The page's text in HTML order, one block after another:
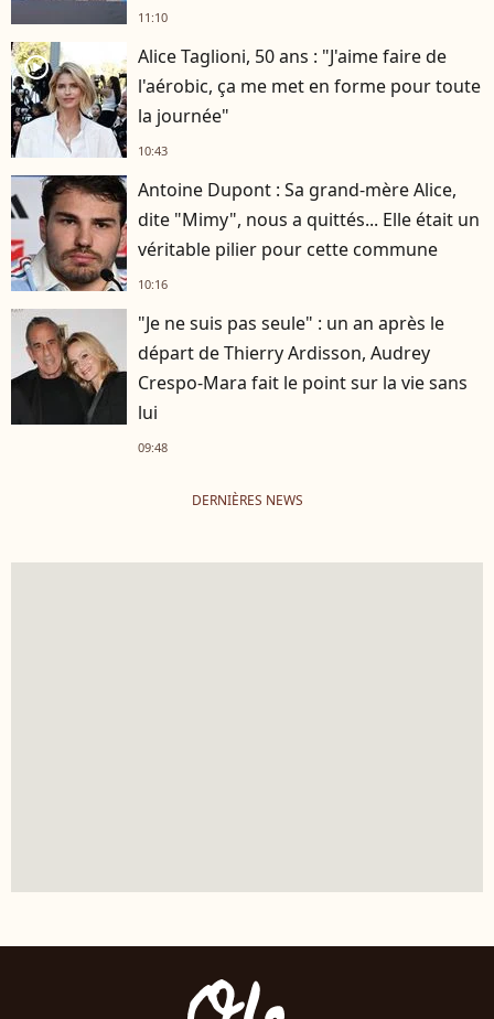
11:10
player2
Alice Taglioni, 50 ans : "J'aime faire de
l'aérobic, ça me met en forme pour toute
la journée"
10:43
Antoine Dupont : Sa grand-mère Alice,
dite "Mimy", nous a quittés... Elle était un
véritable pilier pour cette commune
10:16
"Je ne suis pas seule" : un an après le
départ de Thierry Ardisson, Audrey
Crespo-Mara fait le point sur la vie sans
lui
09:48
DERNIÈRES NEWS